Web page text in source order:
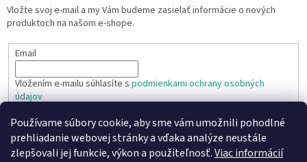
Používame súbory cookie, aby sme vám umožnili pohodlné
prehliadanie webovej stránky a vďaka analýze neustále
zlepšovali jej funkcie, výkon a použiteľnosť.Viac informácií
Vložte svoj e-mail a my Vám budeme zasielať informácie o nových
produktoch na našom e-shope.
Email
Vložením e-mailu súhlasíte s podmienkami ochrany osobných
údajov
PRIHLÁSIŤ SA